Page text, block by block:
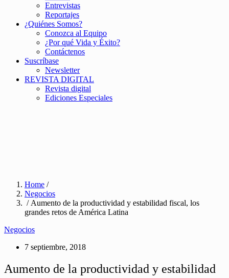
Entrevistas
Reportajes
¿Quiénes Somos?
Conozca al Equipo
¿Por qué Vida y Éxito?
Contáctenos
Suscríbase
Newsletter
REVISTA DIGITAL
Revista digital
Ediciones Especiales
Home /
Negocios
/ Aumento de la productividad y estabilidad fiscal, los
grandes retos de América Latina
Negocios
7 septiembre, 2018
Aumento de la productividad y estabilidad